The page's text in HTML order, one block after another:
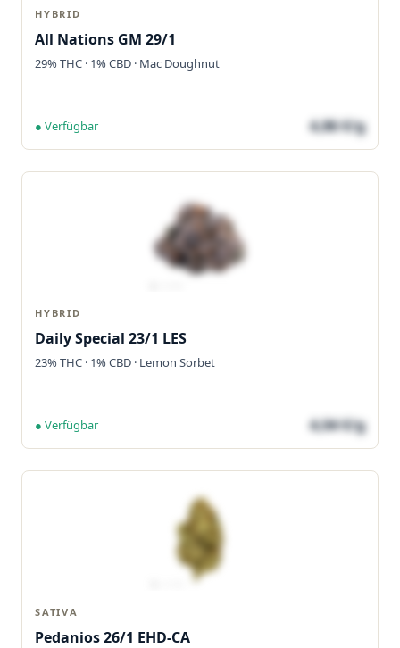
HYBRID
All Nations GM 29/1
29% THC · 1% CBD · Mac Doughnut
● Verfügbar 4,86 €/g
HYBRID
Daily Special 23/1 LES
23% THC · 1% CBD · Lemon Sorbet
● Verfügbar 4,04 €/g
SATIVA
Pedanios 26/1 EHD-CA